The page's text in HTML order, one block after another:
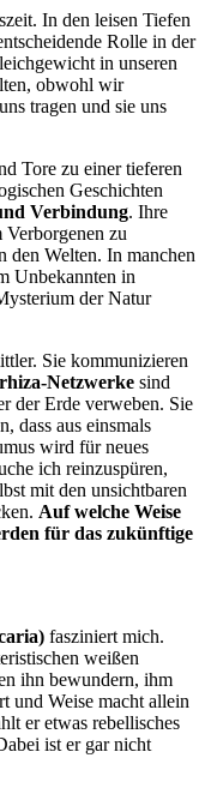
In den leisen Tiefen
Rolle in der
in unseren
obwohl wir
tragen und sie uns
Tore zu einer tieferen
Geschichten
Verbindung. Ihre
zu
den Welten. In manchen
Unbekannten in
der Natur
Sie kommunizieren
Netzwerke sind
der Erde verweben. Sie
dass aus einsmals
wird für neues
ich reinzuspüren,
mit den unsichtbaren
Auf welche Weise
für das zukünftige
fasziniert mich.
weißen
ihn bewundern, ihm
und Weise macht allein
er etwas rebellisches
ist er gar nicht